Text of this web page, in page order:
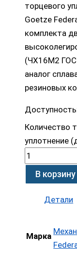
торцевого
Goetze
комплекта
(ЧХ16М2
аналог
резиновых
Количество
уплотнение
В корзину
Детали
Марка